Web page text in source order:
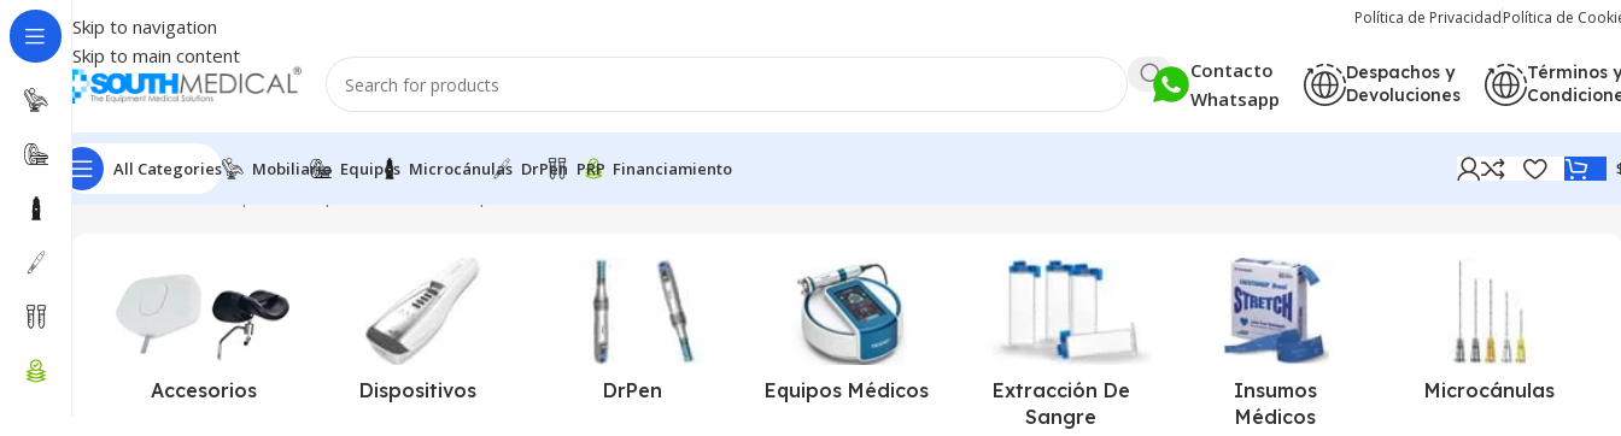
Skip to navigation
Skip to main content
Política de PrivacidadPolítica de
Contacto
Whatsapp
Despachos y
Devoluciones
Términos y
All Categories Mobiliario Equipos Microcánulas DrPen PRP Financiamiento
Inicio Productos etiquetados “piso clinico con respaldo”
Accesorios Dispositivos DrPen Equipos Médicos
Extracción De
Sangre
Insumos
Médicos
Microcánulas